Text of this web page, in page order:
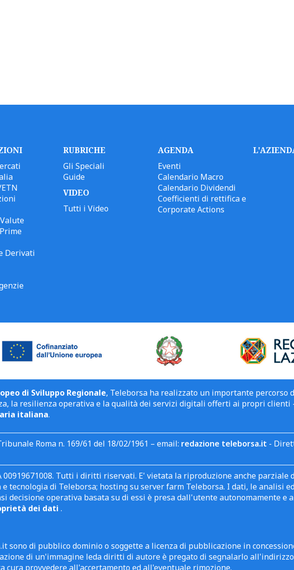
Derivati
RUBRICHE
Gli Speciali
Guide
VIDEO
Tutti i Video
AGENDA
Eventi
Calendario Macro
Calendario Dividendi
Coefficienti di rettifica e
Corporate Actions
di Sviluppo Regionale, Teleborsa ha realizzato un importante percorso
la resilienza operativa e la qualità dei servizi digitali offerti ai propri
italiana.
Roma n. 169/61 del 18/02/1961 – email: redazione teleborsa.it -
00919671008. Tutti i diritti riservati. E' vietata la riproduzione anche parziale
tecnologia di Teleborsa; hosting su server farm Teleborsa. I dati, le analisi
decisione operativa basata su di essi è presa dall'utente autonomamente e
dei dati .
sono di pubblico dominio o soggette a licenza di pubblicazione in
di un'immagine leda diritti di autore è pregato di segnalarlo
cura provvedere all'accertamento ed all'eventuale rimozione.